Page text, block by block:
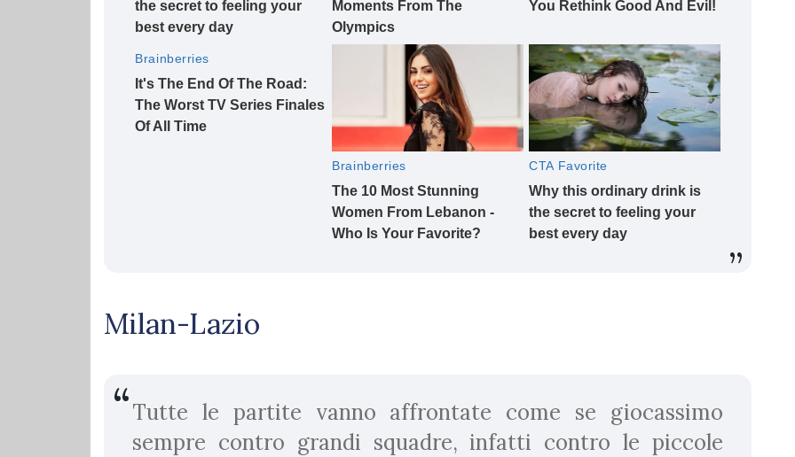
Milan-Lazio
Tutte le partite vanno affrontate come se giocassimo
sempre contro grandi squadre, infatti contro le piccole